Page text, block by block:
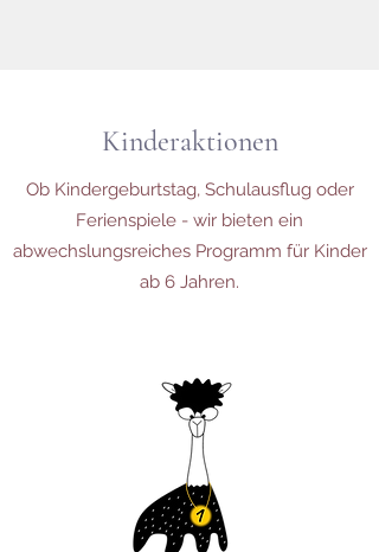
Kinderaktionen
Ob Kindergeburtstag, Schulausflug oder
Ferienspiele - wir bieten ein
abwechslungsreiches Programm für Kinder
ab 6 Jahren.